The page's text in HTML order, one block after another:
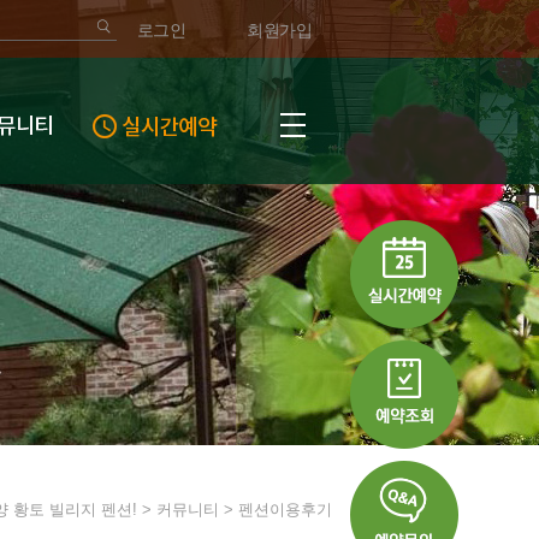
로그인 회원가입
황토 빌리지 펜션! > 커뮤니티 > 펜션이용후기